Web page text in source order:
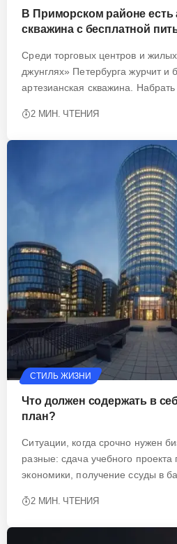
В Приморском районе есть
скважина с бесплатной
Среди торговых центров и
джунглях» Петербурга журчит и
артезианская скважина. Набрать
2 МИН. ЧТЕНИЯ
СТИЛЬ ЖИЗНИ
Что должен содержать в
план?
Ситуации, когда срочно нужен
разные: сдача учебного
экономики, получение ссуды в
2 МИН. ЧТЕНИЯ